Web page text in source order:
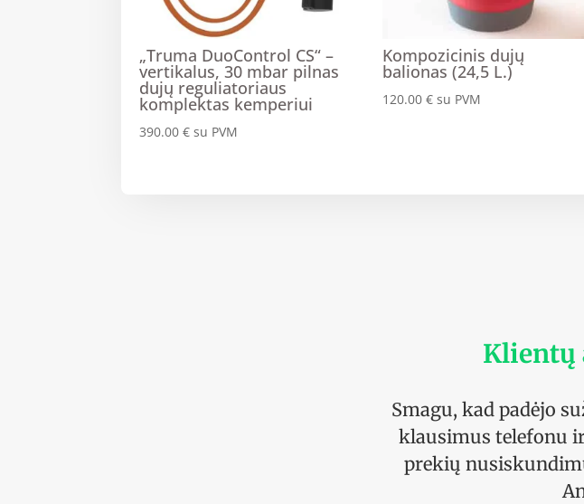
„Truma DuoControl CS“ –
vertikalus, 30 mbar pilnas
dujų reguliatoriaus
komplektas kemperiui
390.00€ su PVM
Kompozicinis dujų
balionas (24,5 L.)
120.00€ su PVM
Klientų
Smagu, kad padėjo
klausimus telefonu
prekių